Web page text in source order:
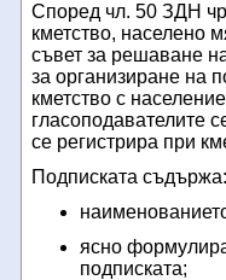
Според чл. 50 ЗДН
кметство, населено
съвет за решаване
за организиране на
кметство с
гласоподавателите
се регистрира при
Подписката съдържа:
ясно
подписката;